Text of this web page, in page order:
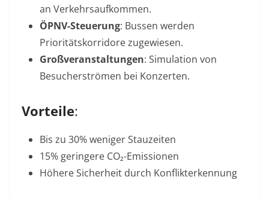
an Verkehrsaufkommen.
ÖPNV-Steuerung: Bussen werden
Prioritätskorridore zugewiesen.
Großveranstaltungen: Simulation von
Besucherströmen bei Konzerten.
Vorteile:
Bis zu 30% weniger Stauzeiten
15% geringere CO₂-Emissionen
Höhere Sicherheit durch Konflikterkennung